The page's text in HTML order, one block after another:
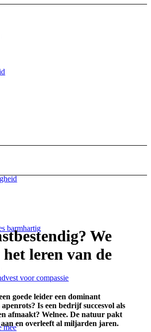
barmhartig
voor compassie
mee
We
leren van de
goede leider een dominant
Is een bedrijf succesvol als
afmaakt? Welnee. De natuur pakt
aan en overleeft al miljarden jaren.